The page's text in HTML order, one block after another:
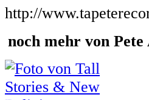
http://
noch mehr von Pete